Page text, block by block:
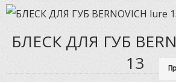
БЛЕСК ДЛЯ ГУБ
13